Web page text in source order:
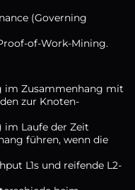
(Governing
of-Work-Mining.
im Zusammenhang mit
zur Knoten-
im Laufe der Zeit
führen, wenn die
L1s und reifende L2-